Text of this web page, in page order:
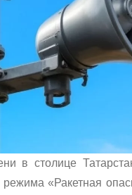
в столице
«Ракетная